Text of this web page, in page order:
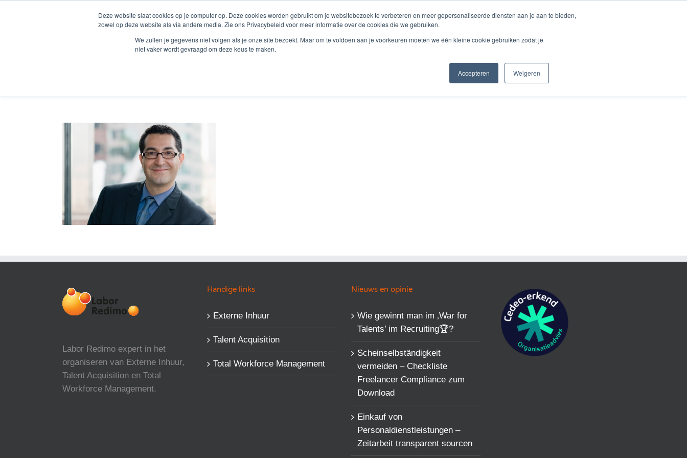
Deze website slaat cookies op je computer op. Deze cookies worden gebruikt om je websitebezoek te verbeteren en meer gepersonaliseerde diensten aan je aan te bieden,
zowel op deze website als via andere media. Zie ons Privacybeleid voor meer informatie over de cookies die we gebruiken.
We zullen je gegevens niet volgen als je onze site bezoekt. Maar om te voldoen aan je voorkeuren moeten we één kleine cookie gebruiken zodat je
niet vaker wordt gevraagd om deze keus te maken.
Accepteren Weigeren
Startseite Dienstleistungen Über Labor Redimo Referenzen & Kunden Blog & Aktuelles Kontakt
Labor Redimo expert in het
organiseren van Externe Inhuur,
Talent Acquisition en Total
Workforce Management.
Handige links
Externe Inhuur
Talent Acquisition
Total Workforce Management
Nieuws en opinie
Wie gewinnt man im ‚War for
Talents’​ im Recruiting🏆?
Scheinselbständigkeit
vermeiden – Checkliste
Freelancer Compliance zum
Download
Einkauf von
Personaldienstleistungen –
Zeitarbeit transparent sourcen